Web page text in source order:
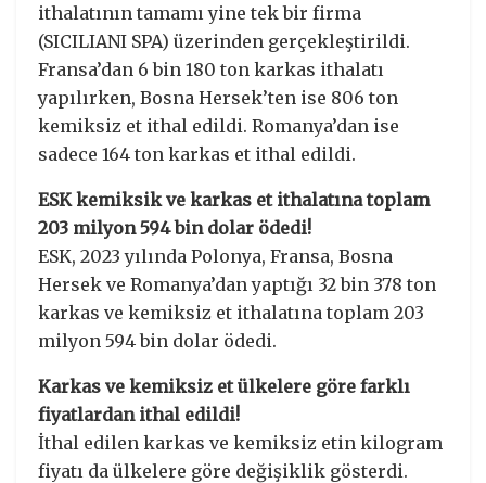
ithalatının tamamı yine tek bir firma
(SICILIANI SPA) üzerinden gerçekleştirildi.
Fransa’dan 6 bin 180 ton karkas ithalatı
yapılırken, Bosna Hersek’ten ise 806 ton
kemiksiz et ithal edildi. Romanya’dan ise
sadece 164 ton karkas et ithal edildi.
ESK kemiksik ve karkas et ithalatına toplam
203 milyon 594 bin dolar ödedi!
ESK, 2023 yılında Polonya, Fransa, Bosna
Hersek ve Romanya’dan yaptığı 32 bin 378 ton
karkas ve kemiksiz et ithalatına toplam 203
milyon 594 bin dolar ödedi.
Karkas ve kemiksiz et ülkelere göre farklı
fiyatlardan ithal edildi!
İthal edilen karkas ve kemiksiz etin kilogram
fiyatı da ülkelere göre değişiklik gösterdi.